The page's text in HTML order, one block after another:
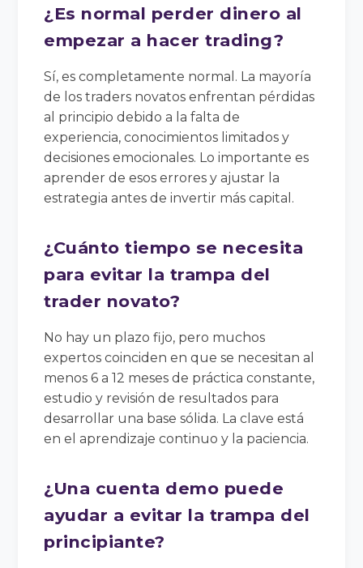
¿Es normal perder dinero al
empezar a hacer trading?
Sí, es completamente normal. La mayoría
de los traders novatos enfrentan pérdidas
al principio debido a la falta de
experiencia, conocimientos limitados y
decisiones emocionales. Lo importante es
aprender de esos errores y ajustar la
estrategia antes de invertir más capital.
¿Cuánto tiempo se necesita
para evitar la trampa del
trader novato?
No hay un plazo fijo, pero muchos
expertos coinciden en que se necesitan al
menos 6 a 12 meses de práctica constante,
estudio y revisión de resultados para
desarrollar una base sólida. La clave está
en el aprendizaje continuo y la paciencia.
¿Una cuenta demo puede
ayudar a evitar la trampa del
principiante?